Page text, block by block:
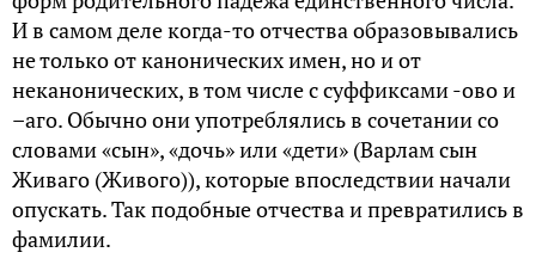
И в самом деле когда-то отчества образовывались
не только от канонических имен, но и от
неканонических, в том числе с суффиксами -ово и
–аго. Обычно они употреблялись в сочетании со
словами «сын», «дочь» или «дети» (Варлам сын
Живаго (Живого)), которые впоследствии начали
опускать. Так подобные отчества и превратились в
фамилии.